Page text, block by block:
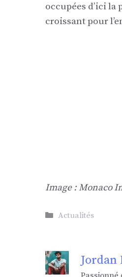
occupées d’ici
croissant pour
Image : Monaco
Catégories
Actualités
Jordan